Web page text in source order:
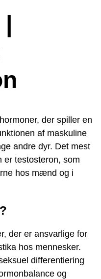
der spiller en
af ​​maskuline
andre dyr. Det mest
er testosteron, som
hos mænd og i
der er ansvarlige for
hos mennesker.
differentiering
og